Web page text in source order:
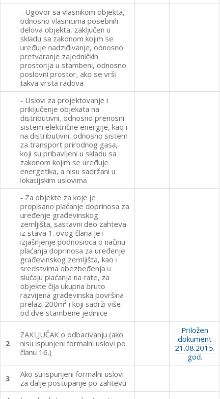
- Ugovor sa vlasnikom objekta,
odnosno vlasnicima posebnih
delova objekta, zaključen u
skladu sa zakonom kojim se
uređuje nadziđivanje, odnosno
pretvaranje zajedničkih
prostorija u stambeni, odnosno
poslovni prostor, ako se vrši
takva vrsta radova
- Uslovi za projektovanje i
priključenje objekata na
distributivni, odnosno prenosni
sistem električne energije, kao i
na distributivni, odnosno sistem
za transport prirodnog gasa,
koji su pribavljeni u skladu sa
zakonom kojim se uređuje
energetika, a nisu sadržani u
lokacijskim uslovima
- Za objekte za koje je
propisano plaćanje doprinosa za
uređenje građevinskog
zemljišta, sastavni deo zahteva
iz stava 1. ovog člana je i
izjašnjenje podnosioca o načinu
plaćanja doprinosa za uređenje
građevinskog zemljišta, kao i
sredstvima obezbeđenja u
slučaju plaćanja na rate, za
objekte čija ukupna bruto
razvijena građevinska površina
prelazi 200m² i koji sadrži više
od dve stambene jedinice
2
ZAKLJUČAK o odbacivanju (ako
nisu ispunjeni formalni uslovi po
članu 16.)
Priložen
dokument
21.08.2015.
god.
3
Ako su ispunjeni formalni uslovi
za dalje postupanje po zahtevu